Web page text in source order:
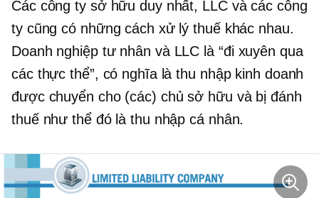
Các công ty sở hữu duy nhất, LLC và các công
ty cũng có những cách xử lý thuế khác nhau.
Doanh nghiệp tư nhân và LLC là “đi xuyên qua
các thực thể”, có nghĩa là thu nhập kinh doanh
được chuyển cho (các) chủ sở hữu và bị đánh
thuế như thể đó là thu nhập cá nhân.